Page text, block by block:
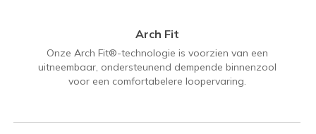
Arch Fit
Onze Arch Fit®-technologie is voorzien van een
uitneembaar, ondersteunend dempende binnenzool
voor een comfortabelere loopervaring.